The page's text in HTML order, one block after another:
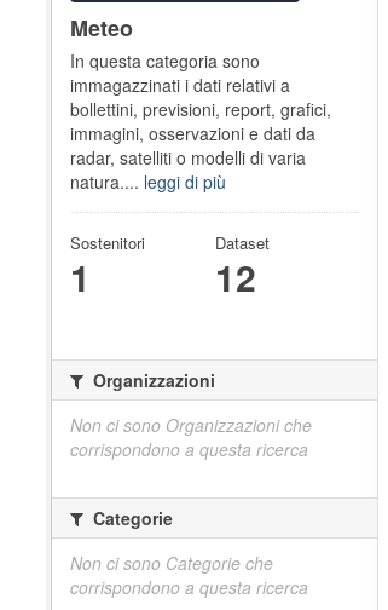
Meteo
In questa categoria sono
immagazzinati i dati relativi a
bollettini, previsioni, report, grafici,
immagini, osservazioni e dati da
radar, satelliti o modelli di varia
natura.... leggi di più
Sostenitori
1
Dataset
12
Organizzazioni
Non ci sono Organizzazioni che
corrispondono a questa ricerca
Categorie
Non ci sono Categorie che
corrispondono a questa ricerca